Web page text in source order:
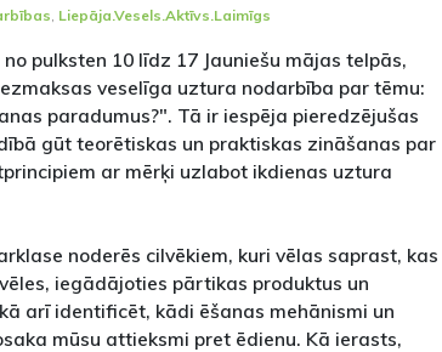
Liepāja.Vesels.Aktīvs.Laimīgs
pulksten 10 līdz 17 Jauniešu mājas telpās,
veselīga uztura nodarbība par tēmu:
paradumus?". Tā ir iespēja pieredzējušas
gūt teorētiskas un praktiskas zināšanas par
ar mērķi uzlabot ikdienas uztura
noderēs cilvēkiem, kuri vēlas saprast, kas
iegādājoties pārtikas produktus un
arī identificēt, kādi ēšanas mehānismi un
mūsu attieksmi pret ēdienu. Kā ierasts,